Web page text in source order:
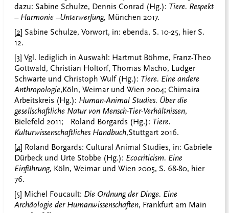
dazu: Sabine Schulze, Dennis Conrad (Hg.): Tiere. Respekt
– Harmonie –Unterwerfung, München 2017.
[2] Sabine Schulze, Vorwort, in: ebenda, S. 10-25, hier S.
12.
[3] Vgl. lediglich in Auswahl: Hartmut Böhme, Franz-Theo
Gottwald, Christian Holtorf, Thomas Macho, Ludger
Schwarte und Christoph Wulf (Hg.): Tiere. Eine andere
Anthropologie, Köln, Weimar und Wien 2004; Chimaira
Arbeitskreis (Hg.): Human-Animal Studies. Über die
gesellschaftliche Natur von Mensch-Tier-Verhältnissen,
Bielefeld 2011; Roland Borgards (Hg.): Tiere.
Kulturwissenschaftliches Handbuch,Stuttgart 2016.
[4] Roland Borgards: Cultural Animal Studies, in: Gabriele
Dürbeck und Urte Stobbe (Hg.): Ecocriticism. Eine
Einführung, Köln, Weimar und Wien 2005, S. 68-80, hier
76.
[5] Michel Foucault: Die Ordnung der Dinge. Eine
Archäologie der Humanwissenschaften, Frankfurt am Main